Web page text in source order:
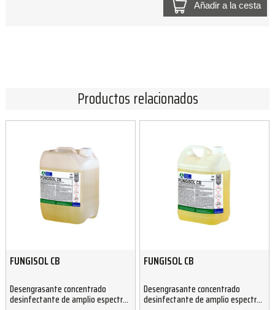
Añadir a la cesta
Productos relacionados
FUNGISOL CB
Desengrasante concentrado
desinfectante de amplio espectro
FUNGISOL CB
Desengrasante concentrado
desinfectante de amplio espectro